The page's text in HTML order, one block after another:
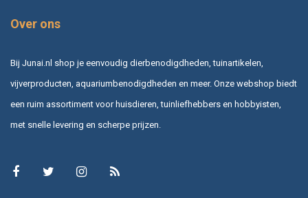
Over ons
Bij Junai.nl shop je eenvoudig dierbenodigdheden, tuinartikelen,
vijverproducten, aquariumbenodigdheden en meer. Onze webshop biedt
een ruim assortiment voor huisdieren, tuinliefhebbers en hobbyisten,
met snelle levering en scherpe prijzen.